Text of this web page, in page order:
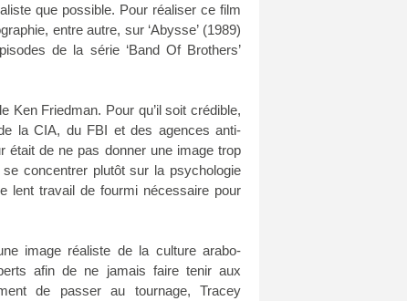
que possible. Pour réaliser ce film
entre autre, sur ‘Abysse’ (1989)
de la série ‘Band Of Brothers’
Ken Friedman. Pour qu’il soit crédible,
la CIA, du FBI et des agences anti-
était de ne pas donner une image trop
concentrer plutôt sur la psychologie
lent travail de fourmi nécessaire pour
image réaliste de la culture arabo-
afin de ne jamais faire tenir aux
de passer au tournage, Tracey